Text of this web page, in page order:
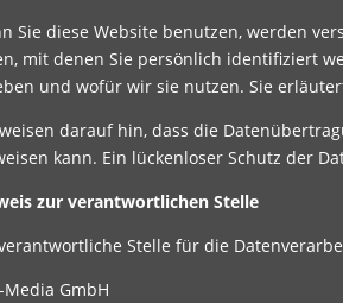
Sie diese Website benutzen, werden
mit denen Sie persönlich identifiziert
und wofür wir sie nutzen. Sie
darauf hin, dass die
kann. Ein lückenloser Schutz der
zur verantwortlichen Stelle
Stelle für die
Media GmbH